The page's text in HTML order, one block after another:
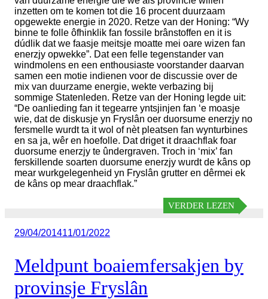
inzetten om te komen tot die 16 procent duurzaam
opgewekte energie in 2020. Retze van der Honing: “Wy
binne te folle ôfhinklik fan fossile brânstoffen en it is
dúdlik dat we faasje meitsje moatte mei oare wizen fan
enerzjy opwekke”. Dat een felle tegenstander van
windmolens en een enthousiaste voorstander daarvan
samen een motie indienen voor de discussie over de
mix van duurzame energie, wekte verbazing bij
sommige Statenleden. Retze van der Honing legde uit:
“De oanlieding fan it tegearre yntsjinjen fan ‘e moasje
wie, dat de diskusje yn Fryslân oer duorsume enerzjy no
fersmelle wurdt ta it wol of nèt pleatsen fan wynturbines
en sa ja, wêr en hoefolle. Dat driget it draachflak foar
duorsume enerzjy te ûndergraven. Troch in ‘mix’ fan
ferskillende soarten duorsume enerzjy wurdt de kâns op
mear wurkgelegenheid yn Fryslân grutter en dêrmei ek
de kâns op mear draachflak.”
VERDER LEZEN
Geplaatst
29/04/201411/01/2022
Meldpunt boaiemfersakjen by
provinsje Fryslân